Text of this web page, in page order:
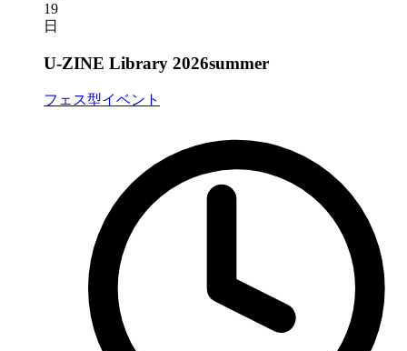
19
日
U-ZINE Library 2026summer
フェス型イベント